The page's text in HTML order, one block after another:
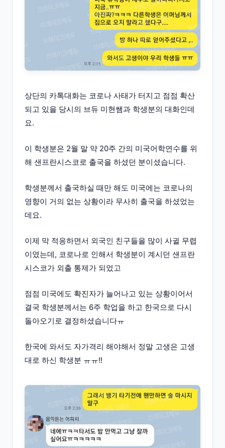
상단의 카톡대화는 코로나 사태가 터지고 점점 확산
되고 있을 당시의 브듀 미현쌤과 학생분의 대화인데
요.
이 학생분은 2월 말 약 20주 간의 미국어학연수를 위
해 샌프란시스코로 출국을 하셨던 분이셨습니다.
학생분께서 출국하실 때만 해도 미국에는 코로나의
영향이 거의 없는 상황이라 무사히 출국을 하셨었는
데요.
이제 막 적응하면서 외국인 친구들을 많이 사귈 무렵
이였는데, 코로나로 인해서 학생분이 계시던 샌프란
시스코가 외출 통제가 되었고
점점 미국에도 확진자가 늘어나고 있는 상황이어서
결국 학생분께서는 6주 학업을 하고 한국으로 다시
돌아오기로 결정하셨습니다ㅠ
한국에 와서도 자가격리 해야해서 정말 고생은 고생
대로 하신 학생분 ㅠㅠ!!